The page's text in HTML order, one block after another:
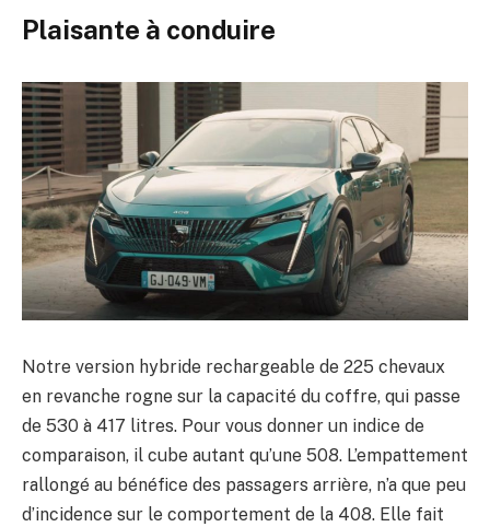
Plaisante à conduire
Notre version hybride rechargeable de 225 chevaux
en revanche rogne sur la capacité du coffre, qui passe
de 530 à 417 litres. Pour vous donner un indice de
comparaison, il cube autant qu’une 508. L’empattement
rallongé au bénéfice des passagers arrière, n’a que peu
d’incidence sur le comportement de la 408. Elle fait